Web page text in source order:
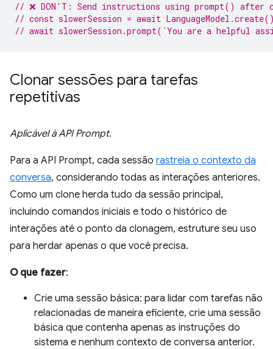
// ❌ DON'T: Send instructions using prompt() after
// const slowerSession = await
// await slowerSession.prompt(`You are a helpful
Clonar sessões para tarefas
repetitivas
Aplicável à API Prompt.
Para a API Prompt, cada sessão rastreia o contexto da
conversa, considerando todas as interações anteriores.
Como um clone herda tudo da sessão principal,
incluindo comandos iniciais e todo o histórico de
interações até o ponto da clonagem, estruture seu uso
para herdar apenas o que você precisa.
O que fazer:
Crie uma sessão básica: para lidar com tarefas não
relacionadas de maneira eficiente, crie uma sessão
básica que contenha apenas as instruções do
sistema e nenhum contexto de conversa anterior.